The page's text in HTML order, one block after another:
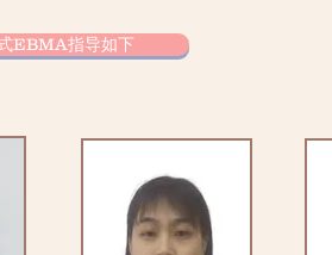
EBMA指导如下